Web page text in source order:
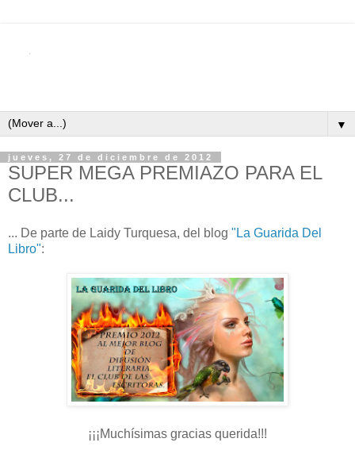
▼
jueves, 27 de diciembre de 2012
SUPER MEGA PREMIAZO PARA EL
CLUB...
... De parte de Laidy Turquesa, del blog "La Guarida Del
Libro":
¡¡¡Muchísimas gracias querida!!!